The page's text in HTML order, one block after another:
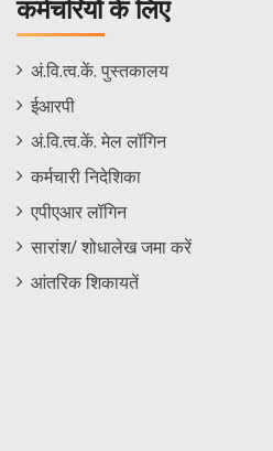
कर्मचरियों के लिए
Staff
Footer
Menu
अं.वि.त्व.कें. पुस्तकालय
ईआरपी
अं.वि.त्व.कें. मेल लॉगिन
कर्मचारी निदेशिका
एपीएआर लॉगिन
सारांश/ शोधालेख जमा करें
आंतरिक शिकायतें